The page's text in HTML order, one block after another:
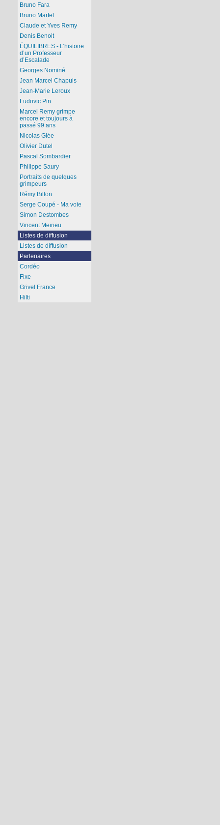
Bruno Fara
Bruno Martel
Claude et Yves Remy
Denis Benoit
ÉQUILIBRES - L’histoire
d’un Professeur
d’Escalade
Georges Nominé
Jean Marcel Chapuis
Jean-Marie Leroux
Ludovic Pin
Marcel Remy grimpe
encore et toujours à
passé 99 ans
Nicolas Glée
Olivier Dutel
Pascal Sombardier
Philippe Saury
Portraits de quelques
grimpeurs
Rémy Billon
Serge Coupé - Ma voie
Simon Destombes
Vincent Meirieu
Listes de diffusion
Listes de diffusion
Partenaires
Cordéo
Fixe
Grivel France
Hilti